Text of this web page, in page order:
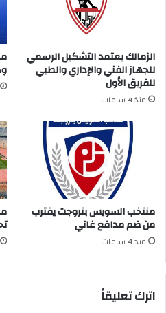
الزمالك يعتمد التشكيل الرسمي
للجهاز الفني والإداري والطبي
للفريق الأول
منذ 4 ساعات
منتخب السويس بتروجت يقترب
من ضم مدافع غاني
منذ 4 ساعات
اترك تعليقاً